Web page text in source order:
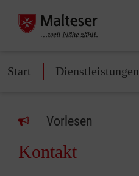
Start Dienstleistungen
Vorlesen
Kontakt